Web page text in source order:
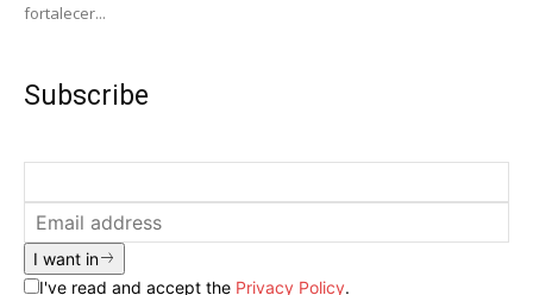
fortalecer...
Subscribe
I want in
I've read and accept the Privacy Policy.